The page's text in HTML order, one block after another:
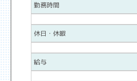
勤務時間
休日・休暇
給与